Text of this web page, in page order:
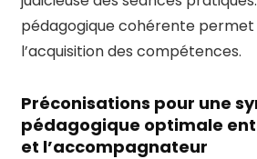
pédagogique cohérente permet
l’acquisition des compétences.
Préconisations pour une
pédagogique optimale
et l’accompagnateur